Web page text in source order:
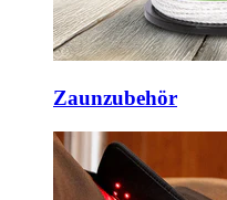
Zaunzubehör